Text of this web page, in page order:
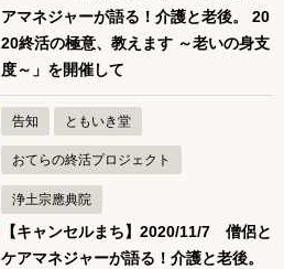
アマネジャーが語る！介護と老後。 20
20終活の極意、教えます ～老いの身支
度～」を開催して
告知 ともいき堂
おてらの終活プロジェクト
浄土宗應典院
【キャンセルまち】2020/11/7 僧侶と
ケアマネジャーが語る！介護と老後。